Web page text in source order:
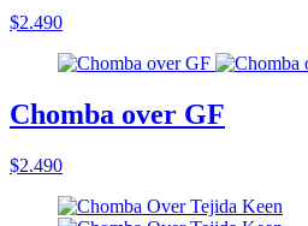
$2.490
Chomba over GF
$2.490